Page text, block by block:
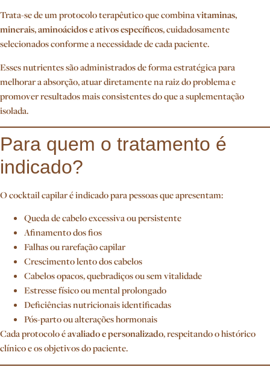
Trata-se de um protocolo terapêutico que combinavitaminas,
minerais, aminoácidos e ativos específicos, cuidadosamente
selecionados conforme a necessidade de cada paciente.
Esses nutrientes são administrados de forma estratégica para
melhorar a absorção, atuar diretamente na raiz do problema e
promover resultados mais consistentes do que a suplementação
isolada.
Para quem o tratamento é
indicado?
O cocktail capilar é indicado para pessoas que apresentam:
Queda de cabelo excessiva ou persistente
Afinamento dos fios
Falhas ou rarefação capilar
Crescimento lento dos cabelos
Cabelos opacos, quebradiços ou sem vitalidade
Estresse físico ou mental prolongado
Deficiências nutricionais identificadas
Pós-parto ou alterações hormonais
Cada protocolo éavaliado e personalizado, respeitando o histórico
clínico e os objetivos do paciente.